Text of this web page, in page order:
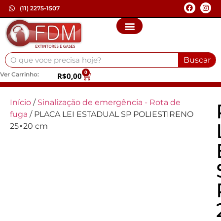
(11) 2275-1507
Buscar
Ver Carrinho: R$0,00 0
Início / Sinalização de emergência - Rota de
fuga / PLACA LEI ESTADUAL SP POLIESTIRENO
25×20 cm